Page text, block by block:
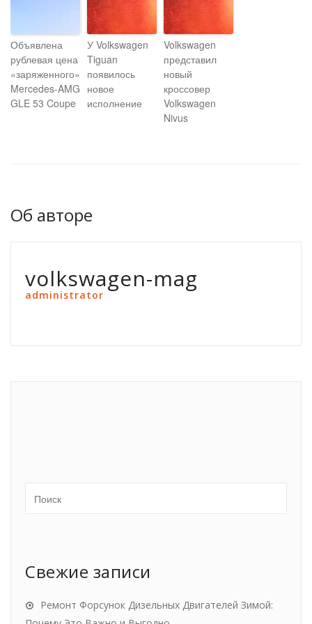
Объявлена
рублевая цена
«заряженного»
Mercedes-AMG
GLE 53 Coupe
У Volkswagen
Tiguan
появилось
новое
исполнение
Volkswagen
представил
новый
кроссовер
Volkswagen
Nivus
Об авторе
volkswagen-mag
administrator
Свежие записи
Ремонт Форсунок Дизельных Двигателей Зимой: